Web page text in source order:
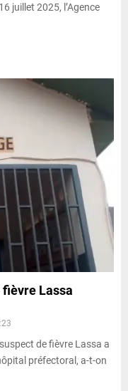
juillet 2025, l’Agence
fièvre Lassa
de fièvre Lassa a
préfectoral, a-t-on